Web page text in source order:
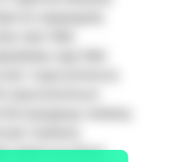
меня не убьет,